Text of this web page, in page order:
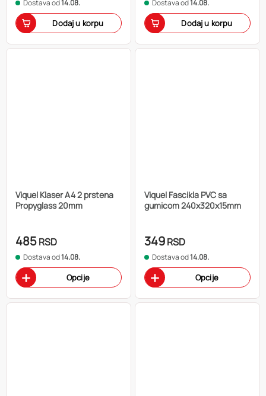
Dostava od14.08.
Dodaj u korpu
Dostava od14.08.
Dodaj u korpu
Viquel Klaser A4 2 prstena
Propyglass 20mm
485RSD
Dostava od14.08.
Opcije
Viquel Fascikla PVC sa
gumicom 240x320x15mm
349RSD
Dostava od14.08.
Opcije